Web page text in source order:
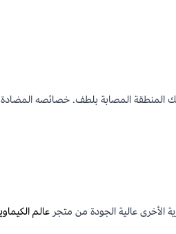
المصابة بلطف. خصائصه المضادة
عالية الجودة من متجرعالم